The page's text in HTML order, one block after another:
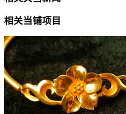
相关当铺项目